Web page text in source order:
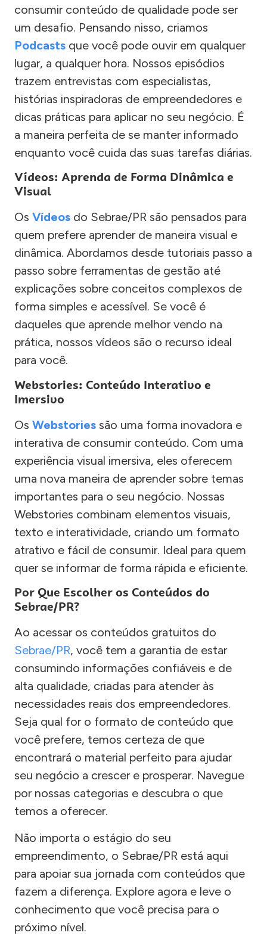
consumir conteúdo de qualidade pode ser
um desafio. Pensando nisso, criamos
Podcasts que você pode ouvir em qualquer
lugar, a qualquer hora. Nossos episódios
trazem entrevistas com especialistas,
histórias inspiradoras de empreendedores e
dicas práticas para aplicar no seu negócio. É
a maneira perfeita de se manter informado
enquanto você cuida das suas tarefas diárias.
Vídeos: Aprenda de Forma Dinâmica e
Visual
Os Vídeos do Sebrae/PR são pensados para
quem prefere aprender de maneira visual e
dinâmica. Abordamos desde tutoriais passo a
passo sobre ferramentas de gestão até
explicações sobre conceitos complexos de
forma simples e acessível. Se você é
daqueles que aprende melhor vendo na
prática, nossos vídeos são o recurso ideal
para você.
Webstories: Conteúdo Interativo e
Imersivo
Os Webstories são uma forma inovadora e
interativa de consumir conteúdo. Com uma
experiência visual imersiva, eles oferecem
uma nova maneira de aprender sobre temas
importantes para o seu negócio. Nossas
Webstories combinam elementos visuais,
texto e interatividade, criando um formato
atrativo e fácil de consumir. Ideal para quem
quer se informar de forma rápida e eficiente.
Por Que Escolher os Conteúdos do
Sebrae/PR?
Ao acessar os conteúdos gratuitos do
Sebrae/PR, você tem a garantia de estar
consumindo informações confiáveis e de
alta qualidade, criadas para atender às
necessidades reais dos empreendedores.
Seja qual for o formato de conteúdo que
você prefere, temos certeza de que
encontrará o material perfeito para ajudar
seu negócio a crescer e prosperar. Navegue
por nossas categorias e descubra o que
temos a oferecer.
Não importa o estágio do seu
empreendimento, o Sebrae/PR está aqui
para apoiar sua jornada com conteúdos que
fazem a diferença. Explore agora e leve o
conhecimento que você precisa para o
próximo nível.